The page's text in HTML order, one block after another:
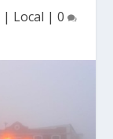
| Local | 0